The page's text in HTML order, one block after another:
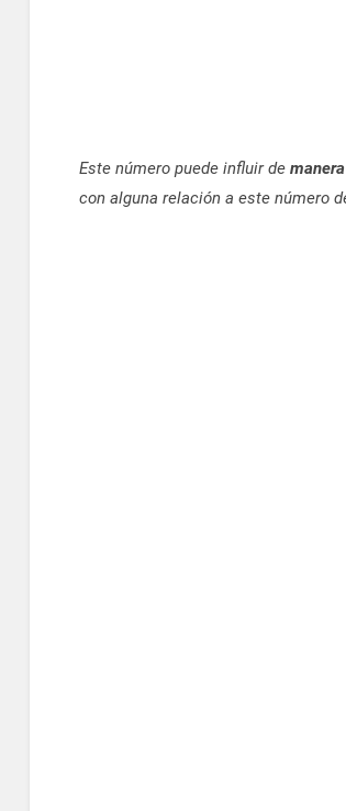
Este número puede influir de
con alguna relación a este número